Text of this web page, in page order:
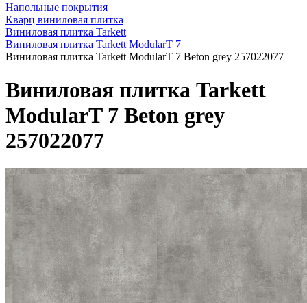
Напольные покрытия
Кварц виниловая плитка
Виниловая плитка Tarkett
Виниловая плитка Tarkett ModularT 7
Виниловая плитка Tarkett ModularT 7 Beton grey 257022077
Виниловая плитка Tarkett
ModularT 7 Beton grey
257022077